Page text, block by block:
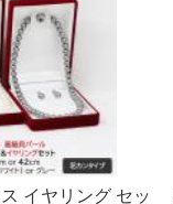
イヤリング セッ